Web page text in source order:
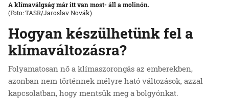
Hogyan készülhetünk fel a
klímaváltozásra?
Folyamatosan nő a klímaszorongás az emberekben,
azonban nem történnek mélyre ható változások, azzal
kapcsolatban, hogy mentsük meg a bolgyónkat.
A klímaválgság már itt van most- áll a molinón.
(Foto: TASR/Jaroslav Novák)